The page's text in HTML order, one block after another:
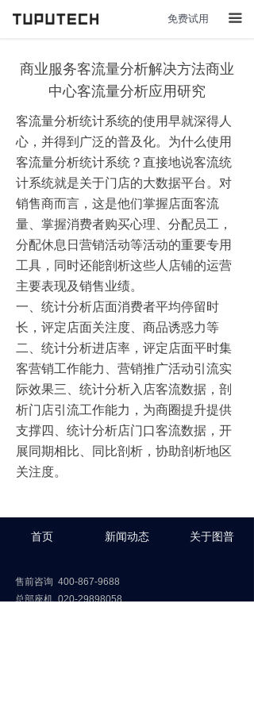
끀
免费试用
商业服务客流量分析解决方法商业
中心客流量分析应用研究
客流量分析统计系统的使用早就深得人
心，并得到广泛的普及化。为什么使用
客流量分析统计系统？直接地说客流统
计系统就是关于门店的大数据平台。对
销售商而言，这是他们掌握店面客流
量、掌握消费者购买心理、分配员工，
分配休息日营销活动等活动的重要专用
工具，同时还能剖析这些人店铺的运营
主要表现及销售业绩。
一、统计分析店面消费者平均停留时
长，评定店面关注度、商品诱惑力等
二、统计分析进店率，评定店面平时集
客营销工作能力、营销推广活动引流实
际效果三、统计分析入店客流数据，剖
析门店引流工作能力，为商圈提升提供
支撑四、统计分析店门口客流数据，开
展同期相比、同比剖析，协助剖析地区
关注度。
首页 新闻动态 关于图普
售前咨询 400-867-9688
总部座机 020-29898058